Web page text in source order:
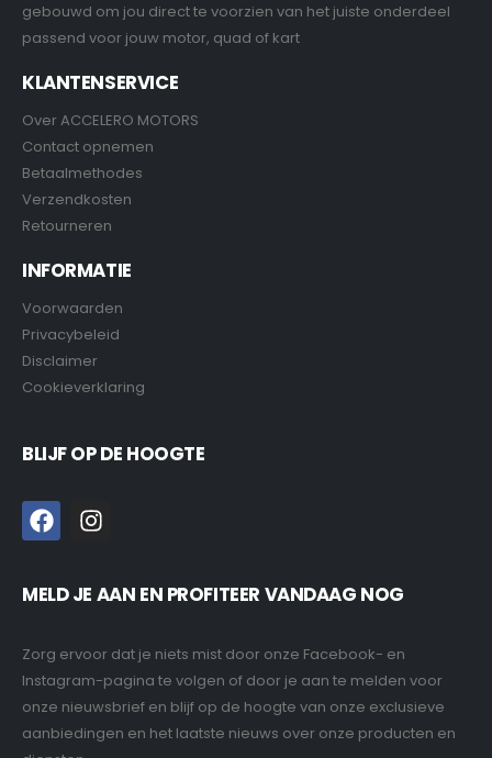
gebouwd om jou direct te voorzien van het juiste onderdeel
passend voor jouw motor, quad of kart
KLANTENSERVICE
Over ACCELERO MOTORS
Contact opnemen
Betaalmethodes
Verzendkosten
Retourneren
INFORMATIE
Voorwaarden
Privacybeleid
Disclaimer
Cookieverklaring
BLIJF OP DE HOOGTE
MELD JE AAN EN PROFITEER VANDAAG NOG
Zorg ervoor dat je niets mist door onze Facebook- en
Instagram-pagina te volgen of door je aan te melden voor
onze nieuwsbrief en blijf op de hoogte van onze exclusieve
aanbiedingen en het laatste nieuws over onze producten en